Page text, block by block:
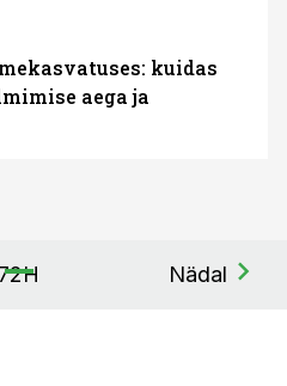
kuidas
aega ja
72H Nädal